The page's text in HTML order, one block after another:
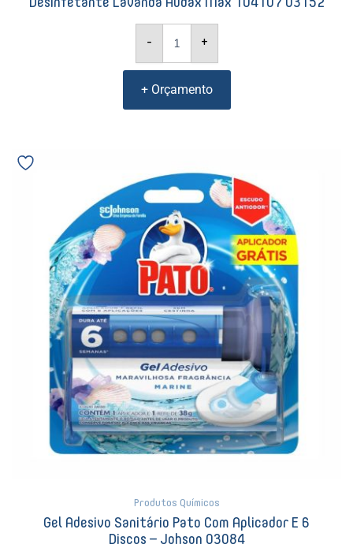
Desinfetante Lavanda Audax Max 104107 03152
- +
+ Orçamento
Produtos Químicos
Gel Adesivo Sanitário Pato Com Aplicador E 6
Discos – Johson 03084
Sanitário
Pato
Com
Aplicador
e
6
Discos
-
Johson
03084
quantidade